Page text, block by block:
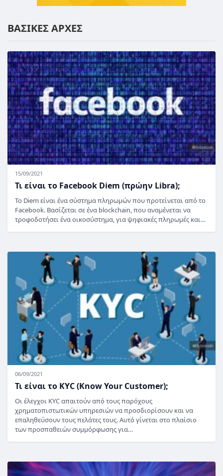
ΒΑΣΙΚΕΣ ΑΡΧΕΣ
15/09/2021
Τι είναι το Facebook Diem (πρώην Libra);
Το Diem είναι ένα σύστημα πληρωμών που προτείνεται από το
Facebook. Βασίζεται σε ένα blockchain, που αναμένεται να
τροφοδοτήσει ένα οικοσύστημα, για ψηφιακές πληρωμές και…
06/09/2021
Τι είναι το KYC (Know Your Customer);
Οι έλεγχοι KYC απαιτούν από τους παρόχους
χρηματοπιστωτικών υπηρεσιών να προσδιορίσουν και να
επαληθεύσουν τους πελάτες τους. Αυτό γίνεται στο πλαίσιο
των προσπαθειών συμμόρφωσης για…